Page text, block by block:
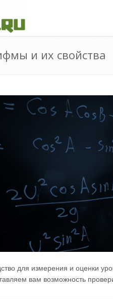
и их свойства
для измерения и оценки
вам возможность